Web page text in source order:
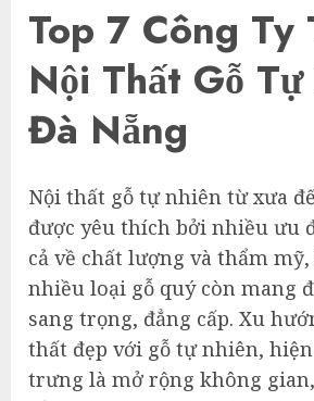
Top 7 Công Ty
Nội Thất Gỗ
Đà Nẵng
Nội thất gỗ tự nhiên từ xưa
được yêu thích bởi nhiều ưu
cả về chất lượng và thẩm
nhiều loại gỗ quý còn mang
sang trọng, đẳng cấp. Xu
thất đẹp với gỗ tự nhiên,
trưng là mở rộng không